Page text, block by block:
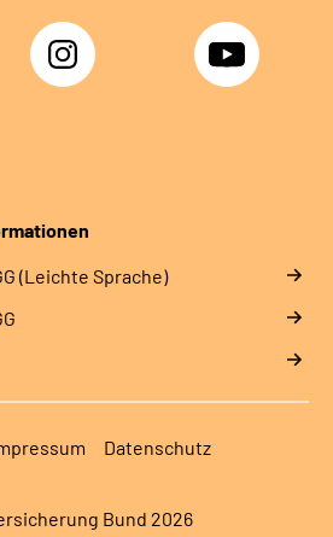
Instagram YouTube
(Leichte Sprache)
Datenschutz
Bund 2026